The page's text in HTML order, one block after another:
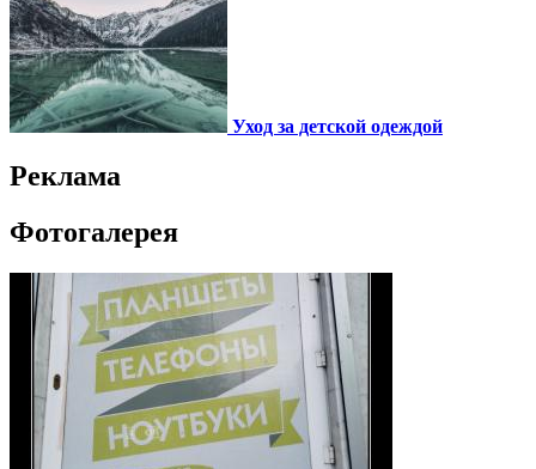
Уход за детской одеждой
Реклама
Фотогалерея